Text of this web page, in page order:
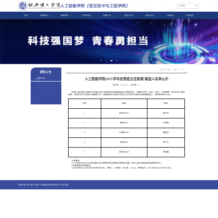
首页 学院概况 教育教学 学术科研 党建工作 团学工作 招生就业 AI先锋 社会服务
通知公告
通知公告
首页
人工智能学院2025学年优秀班主任助理 候选人名单公示
发布日期：2026-06-22点击次数：115
根据《绍兴理工学院关于开展2025学年优秀班主任助理评选工作的通知》（绍理工学字 〔2026 〕45号） 文件精神，经学生本人提出
申请、 学院学生工作领导小组 审核讨论，拟推荐胡文业 等 5位同学为2025学年优秀班主任助理候选人，现将名单进行公示。
序号 班级 姓名
1 自动化2301 胡文业
2 数科2401 王梦瑶
3 计算机2301 赖俊杰
4 机电 2401 茅丁引
5 自动化2302 谢石磊
公示要求：
1.广大学生可以以 口头或书面形式向学 院学生科反映存在的相关 问题，并写上自己的真实姓名和联系方法；
2.实事求是地反映情况；
3.公示时间为 2026年6 月22 日至6 月24 日。 联系人：冯老师，办公室：14-211，联系电话：0575-88345814/18705755646。
版权所有: 绍兴理工学院人工智能学院(低空技术与工程学院)